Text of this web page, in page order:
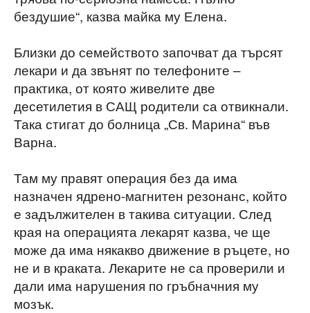
бездушие“, казва майка му Елена.
Близки до семейството започват да търсят
лекари и да звънят по телефоните –
практика, от която живелите две
десетилетия в САЩ родители са отвикнали.
Така стигат до болница „Св. Марина“ във
Варна.
Там му правят операция без да има
назначен ядрено-магнитен резонанс, който
е задължителен в такива ситуации. След
края на операцията лекарят казва, че ще
може да има някакво движение в ръцете, но
не и в краката. Лекарите не са проверили и
дали има нарушения по гръбначния му
мозък.